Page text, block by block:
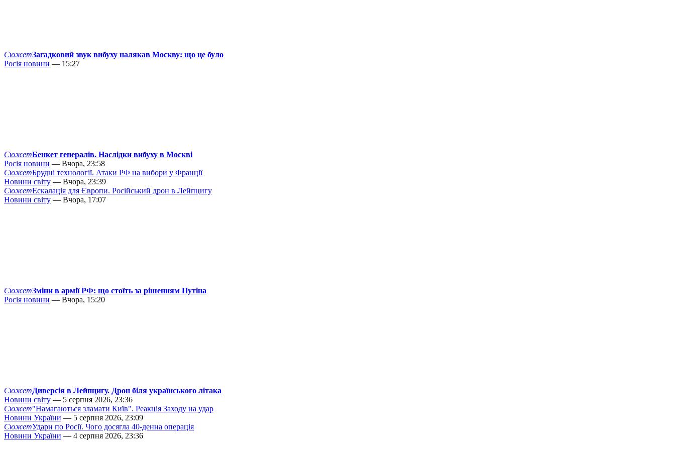
СюжетЗагадковий звук вибуху налякав Москву: що це було
Росія новини — 15:27
СюжетБенкет генералів. Наслідки вибуху в Москві
Росія новини — Вчора, 23:58
СюжетБрудні технології. Атаки РФ на вибори у Франції
Новини світу — Вчора, 23:39
СюжетЕскалація для Європи. Російський дрон в Лейпцигу
Новини світу — Вчора, 17:07
СюжетЗміни в армії РФ: що стоїть за рішенням Путіна
Росія новини — Вчора, 15:20
СюжетДиверсія в Лейпцигу. Дрон біля українського літака
Новини світу — 5 серпня 2026, 23:36
Сюжет"Намагаються зламати Київ". Реакція Заходу на удар
Новини України — 5 серпня 2026, 23:09
СюжетУдари по Росії. Чого досягла 40-денна операція
Новини України — 4 серпня 2026, 23:36